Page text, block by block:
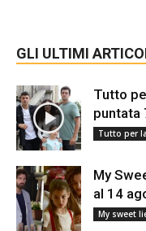
GLI ULTIMI
Tutto
puntata
Tutto per
My
al 14
My sweet